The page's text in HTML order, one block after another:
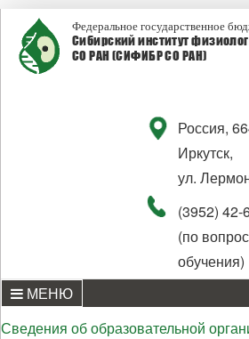
Федеральное государственное
Сибирский институт
СО РАН (СИФИБР СО РАН)
Россия,
Иркутск,
ул.
(3952) 42-
(по
обучения)
МЕНЮ
Сведения об образовательной